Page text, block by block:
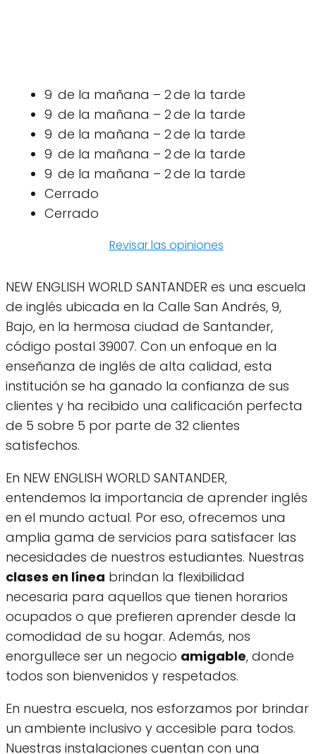
9 de la mañana – 2 de la tarde
9 de la mañana – 2 de la tarde
9 de la mañana – 2 de la tarde
9 de la mañana – 2 de la tarde
9 de la mañana – 2 de la tarde
Cerrado
Cerrado
Revisar las opiniones
NEW ENGLISH WORLD SANTANDER es una escuela
de inglés ubicada en la Calle San Andrés, 9,
Bajo, en la hermosa ciudad de Santander,
código postal 39007. Con un enfoque en la
enseñanza de inglés de alta calidad, esta
institución se ha ganado la confianza de sus
clientes y ha recibido una calificación perfecta
de 5 sobre 5 por parte de 32 clientes
satisfechos.
En NEW ENGLISH WORLD SANTANDER,
entendemos la importancia de aprender inglés
en el mundo actual. Por eso, ofrecemos una
amplia gama de servicios para satisfacer las
necesidades de nuestros estudiantes. Nuestras
clases en línea brindan la flexibilidad
necesaria para aquellos que tienen horarios
ocupados o que prefieren aprender desde la
comodidad de su hogar. Además, nos
enorgullece ser un negocio amigable, donde
todos son bienvenidos y respetados.
En nuestra escuela, nos esforzamos por brindar
un ambiente inclusivo y accesible para todos.
Nuestras instalaciones cuentan con una